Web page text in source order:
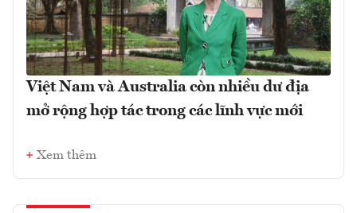
Việt Nam và Australia còn nhiều dư địa
mở rộng hợp tác trong các lĩnh vực mới
Xem thêm